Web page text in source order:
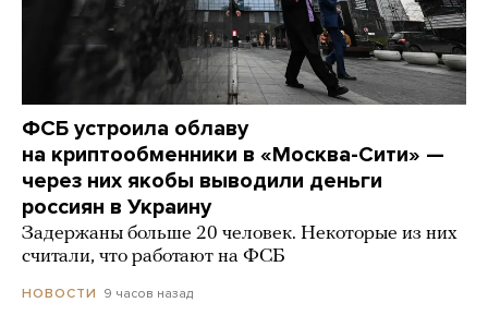
ФСБ устроила облаву
на криптообменники в «Москва-Сити» —
через них якобы выводили деньги
россиян в Украину
Задержаны больше 20 человек. Некоторые из них
считали, что работают на ФСБ
НОВОСТИ 9 часов назад